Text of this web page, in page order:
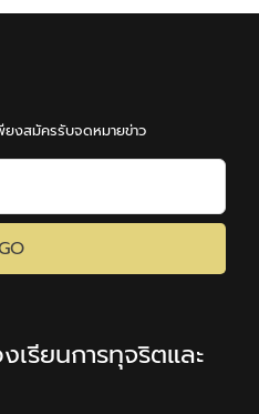
ยงสมัครรับจดหมายข่าว
เรียนการทุจริตและ